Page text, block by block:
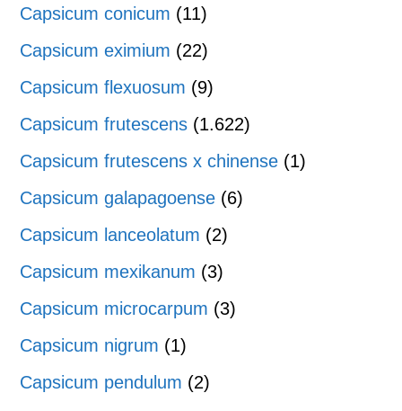
Capsicum conicum (11)
Capsicum eximium (22)
Capsicum flexuosum (9)
Capsicum frutescens (1.622)
Capsicum frutescens x chinense (1)
Capsicum galapagoense (6)
Capsicum lanceolatum (2)
Capsicum mexikanum (3)
Capsicum microcarpum (3)
Capsicum nigrum (1)
Capsicum pendulum (2)